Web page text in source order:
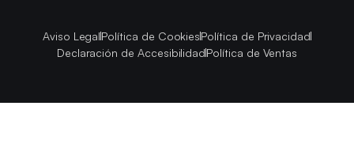
Aviso LegalPolítica de CookiesPolítica de Privacidad
Declaración de AccesibilidadPolítica de Ventas